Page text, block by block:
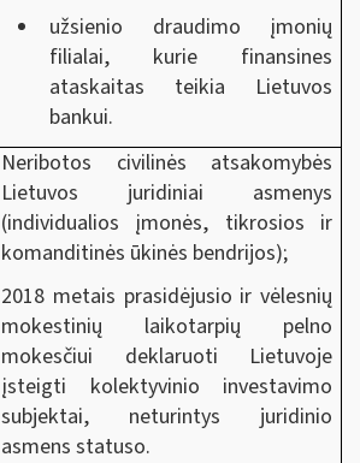
užsienio draudimo įmonių
filialai, kurie finansines
ataskaitas teikia Lietuvos
bankui.
Neribotos civilinės atsakomybės
Lietuvos juridiniai asmenys
(individualios įmonės, tikrosios ir
komanditinės ūkinės bendrijos);
2018 metais prasidėjusio ir vėlesnių
mokestinių laikotarpių pelno
mokesčiui deklaruoti Lietuvoje
įsteigti kolektyvinio investavimo
subjektai, neturintys juridinio
asmens statuso.